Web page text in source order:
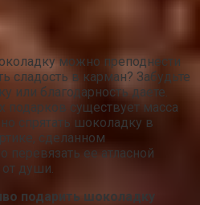
можно преподнести
сладость в карман? Забудьте
или благодарность даете.
подарков существует масса
спрятать шоколадку в
сделанном
перевязать ее атласной
души.
подарить шоколадку